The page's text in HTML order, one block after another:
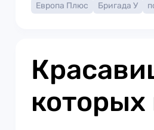
Европа Плюс Бригада У
которых